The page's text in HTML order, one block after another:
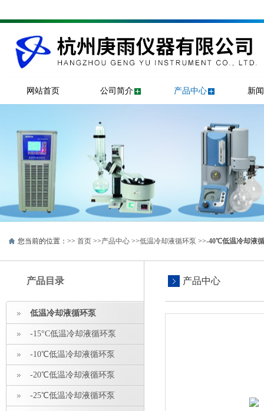
网站首页 公司简介 产品中心 新
您当前的位置：>> 首页 >>产品中心 >>低温冷却液循环泵 >>-40℃低温冷却液
产品目录
低温冷却液循环泵
-15°C低温冷却液循环泵
-10℃低温冷却液循环泵
-20℃低温冷却液循环泵
-25℃低温冷却液循环泵
产品中心